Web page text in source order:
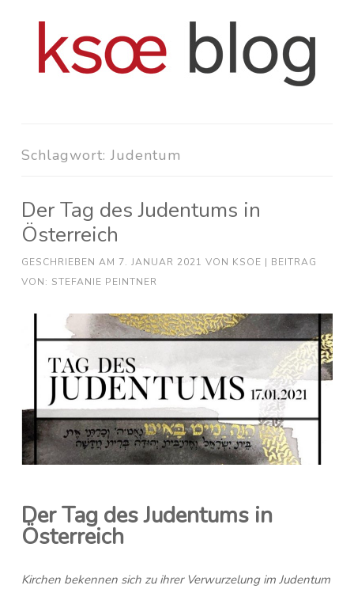
Inhalt
springen
Schlagwort: Judentum
Der Tag des Judentums in
Österreich
GESCHRIEBEN AM 7. JANUAR 2021 VON KSOE | BEITRAG
VON: STEFANIE PEINTNER
Der Tag des Judentums in
Österreich
Kirchen bekennen sich zu ihrer Verwurzelung im Judentum